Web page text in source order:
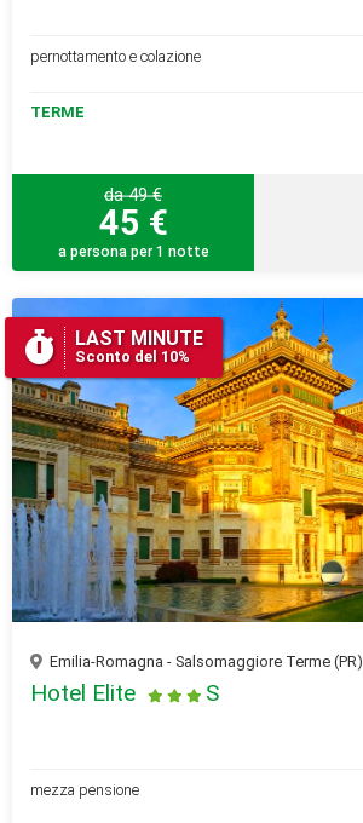
pernottamento e colazione
TERME
da 49 €
45 €
a persona per 1 notte
LAST MINUTE
Sconto del 10%
Emilia-Romagna - Salsomaggiore Terme (PR)
Hotel Elite S
mezza pensione